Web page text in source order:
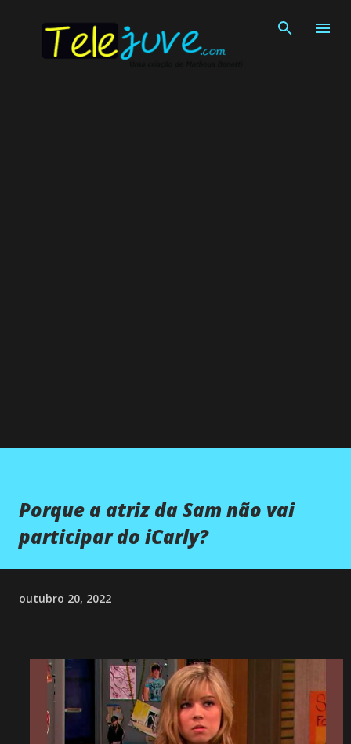
Porque a atriz da Sam não vai
participar do iCarly?
outubro 20, 2022